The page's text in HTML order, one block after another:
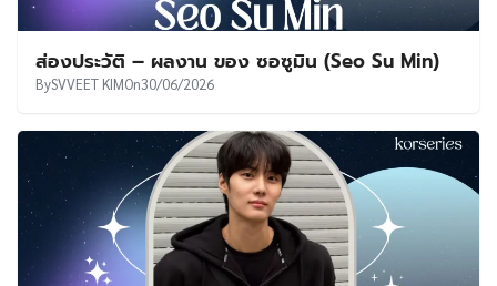
ส่องประวัติ – ผลงาน ของ ซอซูมิน (Seo Su Min)
BySVVEET KIMOn30/06/2026